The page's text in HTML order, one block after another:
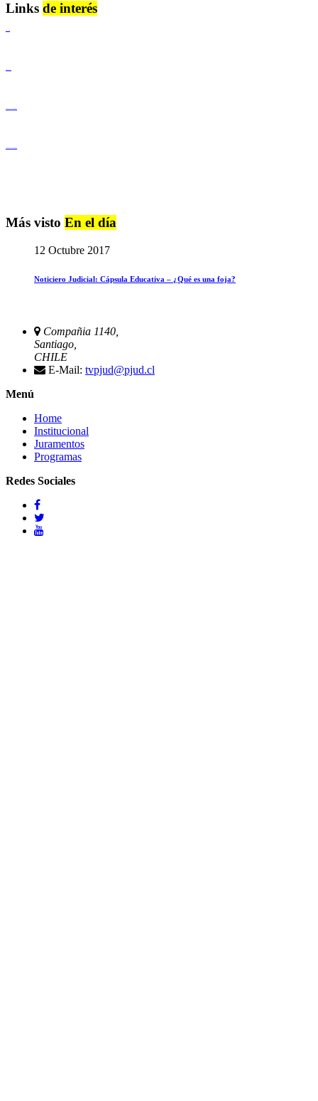
Links de interés
Más visto En el día
12 Octubre 2017
Noticiero Judicial: Cápsula Educativa – ¿Qué es una foja?
Compañia 1140,
Santiago,
CHILE
E-Mail: tvpjud@pjud.cl
Menú
Home
Institucional
Juramentos
Programas
Redes Sociales